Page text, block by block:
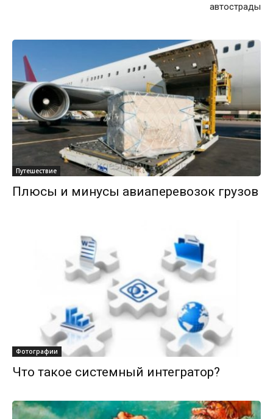
автострады
Путешествие
Плюсы и минусы авиаперевозок грузов
Фотографии
Что такое системный интегратор?